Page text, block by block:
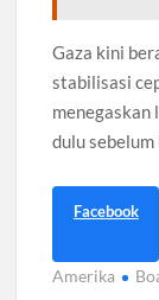
Gaza kini
stabilisasi
dulu
Facebook
Amerika